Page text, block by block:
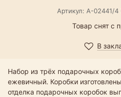
Артикул: А-02441/
Товар снят с
В
Набор из трёх подарочных
ежевичный. Коробки
отделка подарочных коробок